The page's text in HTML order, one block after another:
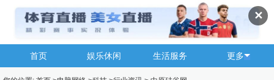
✕
首页 娱乐休闲 生活服务 更多